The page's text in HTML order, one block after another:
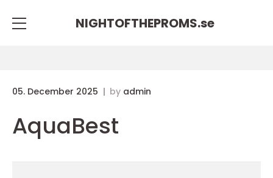
NIGHTOFTHEPROMS.se
05. December 2025 by admin
AquaBest